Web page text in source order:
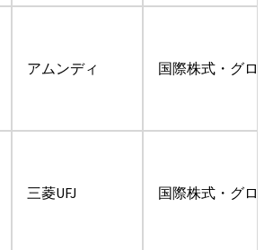
アムンディ 国際株式・グロ
三菱UFJ 国際株式・グロ